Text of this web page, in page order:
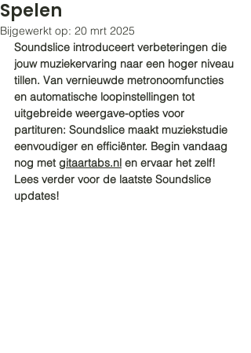
Spelen
Bijgewerkt op: 20 mrt 2025
Soundslice introduceert verbeteringen die
jouw muziekervaring naar een hoger niveau
tillen. Van vernieuwde metronoomfuncties
en automatische loopinstellingen tot
uitgebreide weergave-opties voor
partituren: Soundslice maakt muziekstudie
eenvoudiger en efficiënter. Begin vandaag
nog met gitaartabs.nl en ervaar het zelf!
Lees verder voor de laatste Soundslice
updates!